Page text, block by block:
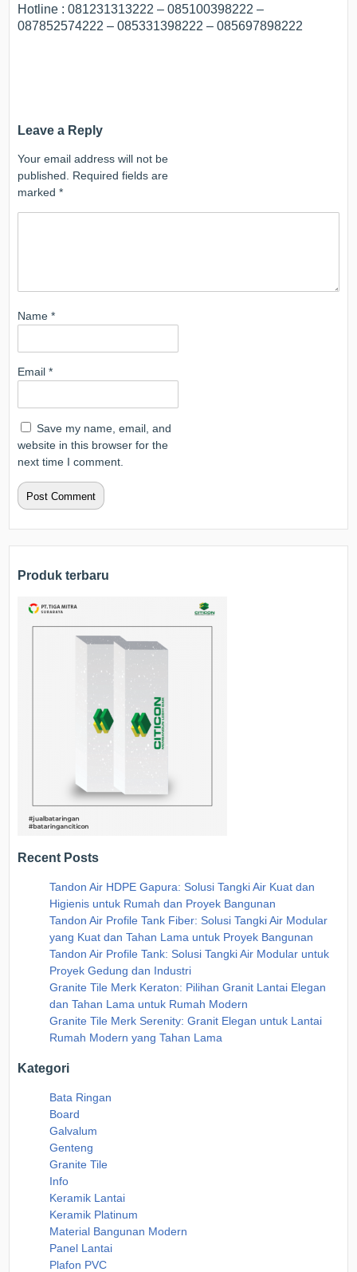
Hotline : 081231313222 – 085100398222 –
087852574222 – 085331398222 – 085697898222
Leave a Reply
Your email address will not be
published.
Required fields are
marked*
Name*
Email*
Save my name, email, and
website in this browser for the
next time I comment.
Produk terbaru
Recent Posts
Tandon Air HDPE Gapura: Solusi Tangki Air Kuat dan
Higienis untuk Rumah dan Proyek Bangunan
Tandon Air Profile Tank Fiber: Solusi Tangki Air Modular
yang Kuat dan Tahan Lama untuk Proyek Bangunan
Tandon Air Profile Tank: Solusi Tangki Air Modular untuk
Proyek Gedung dan Industri
Granite Tile Merk Keraton: Pilihan Granit Lantai Elegan
dan Tahan Lama untuk Rumah Modern
Granite Tile Merk Serenity: Granit Elegan untuk Lantai
Rumah Modern yang Tahan Lama
Kategori
Bata Ringan
Board
Galvalum
Genteng
Granite Tile
Info
Keramik Lantai
Keramik Platinum
Material Bangunan Modern
Panel Lantai
Plafon PVC